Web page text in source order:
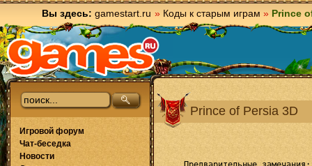
Вы здесь: gamestart.ru » Коды к старым играм » Prince
Prince of Persia 3D
Игровой форум
Чат-беседка
Новости